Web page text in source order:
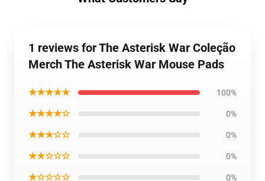
1 reviews for The Asterisk War Coleção
Merch The Asterisk War Mouse Pads
★★★★★ 100%
★★★★☆ 0%
★★★☆☆ 0%
★★☆☆☆ 0%
★☆☆☆☆ 0%